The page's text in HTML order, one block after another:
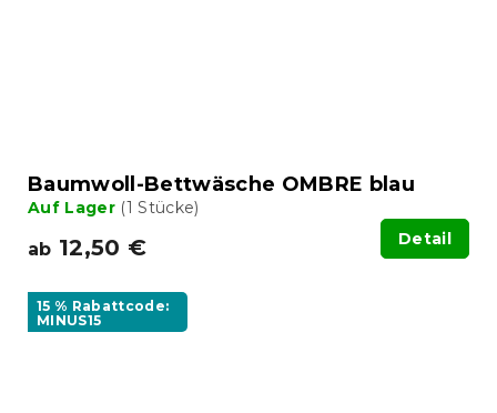
Baumwoll-Bettwäsche OMBRE blau
Auf Lager (1 Stücke)
ab 12,50 € Detail
15 % Rabattcode:
MINUS15